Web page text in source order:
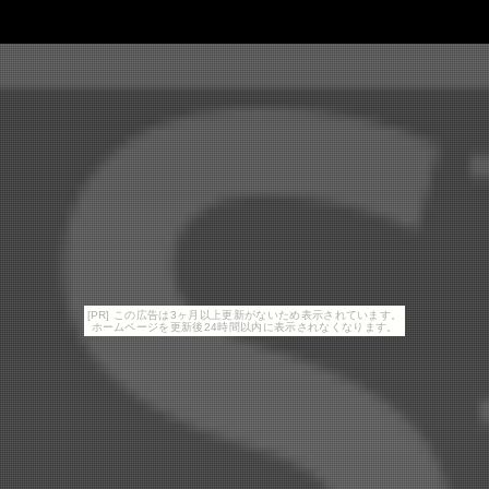
[PR] この広告は3ヶ月以上更新がないため表示されています。
ホームページを更新後24時間以内に表示されなくなります。